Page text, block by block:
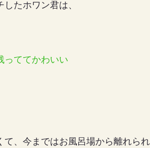
たホワン君は、
っててかわいい
、今まではお風呂場から離れられ